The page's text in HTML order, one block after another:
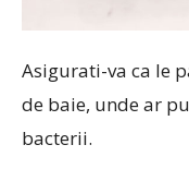
Asigurati-va ca le
de baie, unde ar
bacterii.